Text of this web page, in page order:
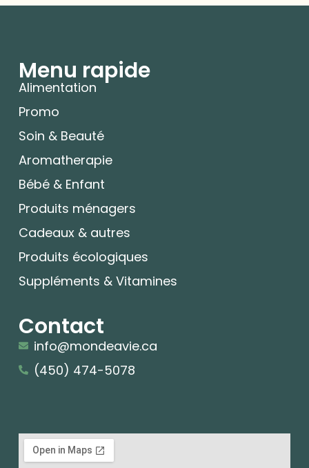
Menu rapide
Alimentation
Promo
Soin & Beauté
Aromatherapie
Bébé & Enfant
Produits ménagers
Cadeaux & autres
Produits écologiques
Suppléments & Vitamines
Contact
info@mondeavie.ca
(450) 474-5078